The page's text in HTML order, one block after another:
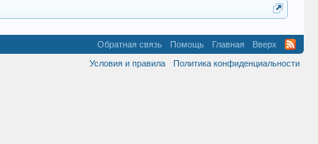
Обратная связь Помощь Главная
Вверх
Условия и правила
Политика конфиденциальности